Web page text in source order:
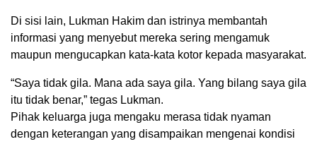
Di sisi lain, Lukman Hakim dan istrinya membantah
informasi yang menyebut mereka sering mengamuk
maupun mengucapkan kata-kata kotor kepada masyarakat.
“Saya tidak gila. Mana ada saya gila. Yang bilang saya gila
itu tidak benar,” tegas Lukman.
Pihak keluarga juga mengaku merasa tidak nyaman
dengan keterangan yang disampaikan mengenai kondisi